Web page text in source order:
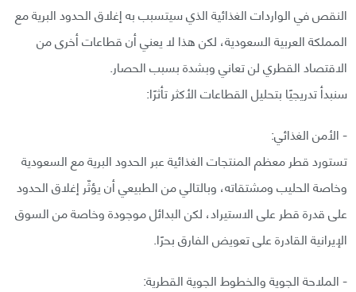
النقص في الواردات الغذائية الذي سيتسبب به إغلاق الحدود البرية مع
المملكة العربية السعودية، لكن هذا لا يعني أن قطاعات أخرى من
الاقتصاد القطري لن تعاني وبشدة بسبب الحصار.
سنبدأ تدريجيًا بتحليل القطاعات الأكثر تأثرًا:
- الأمن الغذائي:
تستورد قطر معظم المنتجات الغذائية عبر الحدود البرية مع السعودية
وخاصة الحليب ومشتقاته، وبالتالي من الطبيعي أن يؤثّر إغلاق الحدود
على قدرة قطر على الاستيراد، لكن البدائل موجودة وخاصة من السوق
الإيرانية القادرة على تعويض الفارق بحرًا.
- الملاحة الجوية والخطوط الجوية القطرية: